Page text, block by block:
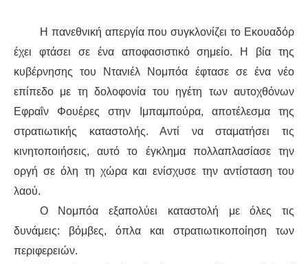
ΒΌΡΕΙΑ ΑΜΕΡΙΚΉ
ΛΑΤΙΝΙΚΉ ΑΜΕΡΙΚΉ
ΑΣΊΑ / ΩΚΕΑΝΊΑ
ΑΦΡΙΚΉ
ΕΡΓΑΤΙΚΌ ΚΊΝΗΜΑ
ΚΙΝΗΤΟΠΟΙΉΣΕΙΣ
Η πανεθνική απεργία που συγκλονίζει το Εκουαδόρ
έχει φτάσει σε ένα αποφασιστικό σημείο. Η βία της
κυβέρνησης του Ντανιέλ Νομπόα έφτασε σε ένα νέο
επίπεδο με τη δολοφονία του ηγέτη των αυτοχθόνων
Εφραΐν Φουέρες στην Ιμπαμπούρα, αποτέλεσμα της
στρατιωτικής καταστολής. Αντί να σταματήσει τις
κινητοποιήσεις, αυτό το έγκλημα πολλαπλασίασε την
οργή σε όλη τη χώρα και ενίσχυσε την αντίσταση του
λαού.
Ο Νομπόα εξαπολύει καταστολή με όλες τις
δυνάμεις: βόμβες, όπλα και στρατιωτικοποίηση των
περιφερειών.